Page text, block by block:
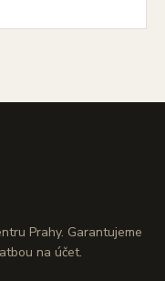
Prahy. Garantujeme
na účet.